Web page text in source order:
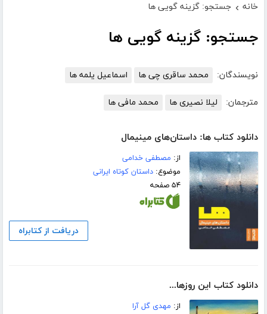
خانه › جستجو: گزینه گویی ها
جستجو: گزینه گویی ها
نویسندگان: محمد ساقری چی ها اسماعیل یلمه ها
مترجمان: لیلا نصیری ها محمد مافی ها
دانلود کتاب ها: داستان‌های مینیمال
از: مصطفی خدامی
موضوع:داستان کوتاه ایرانی
۵۴ صفحه
دریافت از کتابراه
دانلود کتاب این روز‌ها...
از: مهدی گل آرا